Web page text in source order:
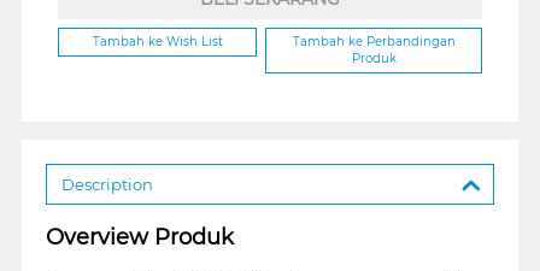
Tambah ke Wish List
Tambah ke Perbandingan
Produk
Description
Overview Produk